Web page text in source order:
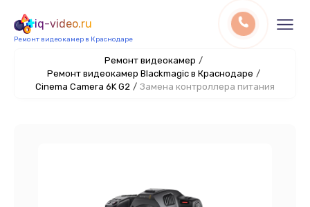
iq-video.ru
Ремонт видеокамер в Краснодаре
Ремонт видеокамер /
Ремонт видеокамер Blackmagic в Краснодаре /
Cinema Camera 6K G2 / Замена контроллера питания